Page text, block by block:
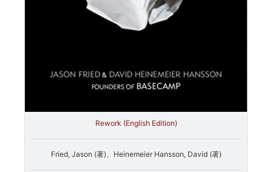
Rework (English Edition)
Fried, Jason (著)、Heinemeier Hansson, David (著)